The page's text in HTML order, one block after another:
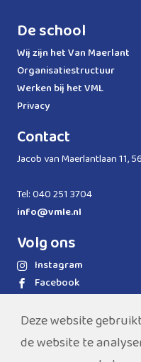
De school
Wij zijn het Van Maerlant
Organisatiestructuur
Werken bij het VML
Privacy
Contact
Jacob van Maerlantlaan 11,
Tel: 040 251 3704
info@vmle.nl
Volg ons
Instagram
Facebook
WhatsApp
Deze website
de website te